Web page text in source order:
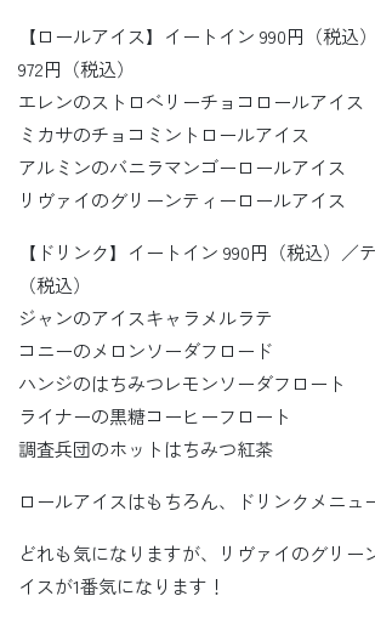
【ロールアイス】イートイン 990円（税込
972円（税込）
エレンのストロベリーチョコロールアイス
ミカサのチョコミントロールアイス
アルミンのバニラマンゴーロールアイス
リヴァイのグリーンティーロールアイス
【ドリンク】イートイン 990円（税込）／
（税込）
ジャンのアイスキャラメルラテ
コニーのメロンソーダフロード
ハンジのはちみつレモンソーダフロート
ライナーの黒糖コーヒーフロート
調査兵団のホットはちみつ紅茶
ロールアイスはもちろん、ドリンクメニュ
どれも気になりますが、リヴァイのグリー
イスが1番気になります！